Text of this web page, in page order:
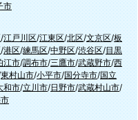
市
/江戸川区/江東区/北区/文京区/板
/港区/練馬区/中野区/渋谷区/目黒
江市/調布市/三鷹市/武蔵野市/西
東村山市/小平市/国分寺市/国立
和市/立川市/日野市/武蔵村山市/